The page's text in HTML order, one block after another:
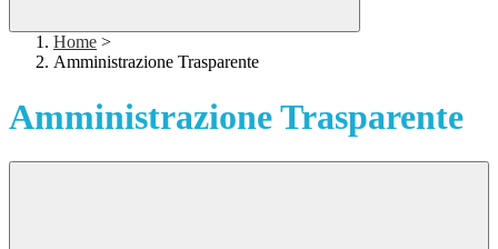
Home >
Amministrazione Trasparente
Amministrazione Trasparente